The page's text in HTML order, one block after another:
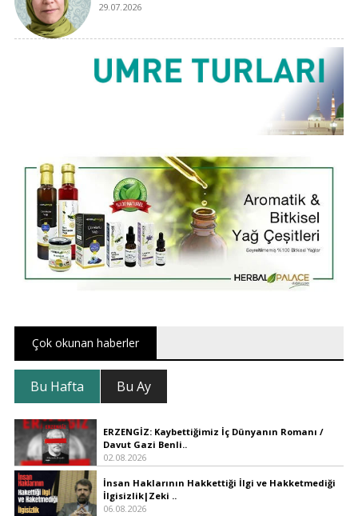
29.07.2026
Çok okunan haberler
Bu Hafta Bu Ay
ERZENGİZ: Kaybettiğimiz İç Dünyanın Romanı /
Davut Gazi Benli..
02.08.2026
İnsan Haklarının Hakkettiği İlgi ve Hakketmediği
İlgisizlik|Zeki ..
06.08.2026